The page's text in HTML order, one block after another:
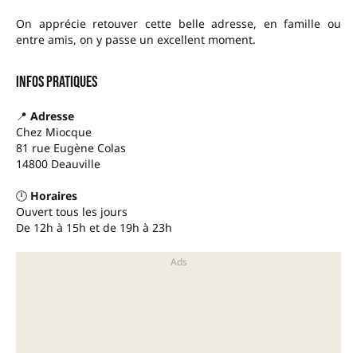
On apprécie retouver cette belle adresse, en famille ou
entre amis, on y passe un excellent moment.
Infos pratiques
📍 Adresse
Chez Miocque
81 rue Eugène Colas
14800 Deauville
🕛 Horaires
Ouvert tous les jours
De 12h à 15h et de 19h à 23h